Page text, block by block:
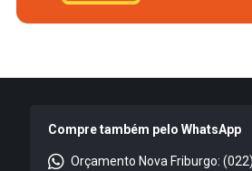
Compre também pelo WhatsApp
Orçamento Nova Friburgo: